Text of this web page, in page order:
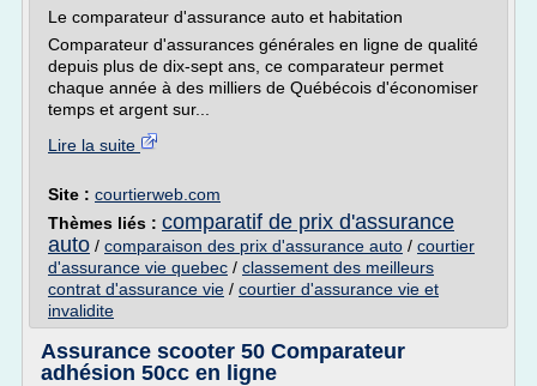
Le comparateur d'assurance auto et habitation
Comparateur d'assurances générales en ligne de qualité
depuis plus de dix-sept ans, ce comparateur permet
chaque année à des milliers de Québécois d'économiser
temps et argent sur...
Lire la suite
Site : courtierweb.com
Thèmes liés : comparatif de prix d'assurance
auto / comparaison des prix d'assurance auto / courtier
d'assurance vie quebec / classement des meilleurs
contrat d'assurance vie / courtier d'assurance vie et
invalidite
Assurance scooter 50 Comparateur
adhésion 50cc en ligne